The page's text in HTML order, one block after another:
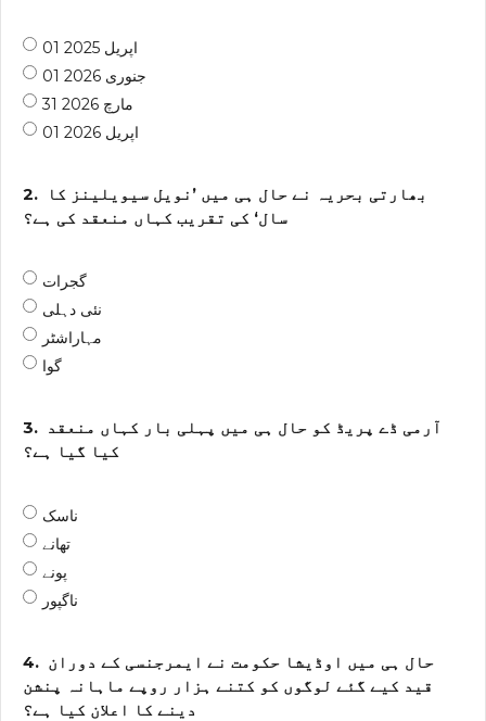
01 اپریل 2025
01 جنوری 2026
31 مارچ 2026
01 اپریل 2026
2.
بھارتی بحریہ نے حال ہی میں ’نویل سیویلینز کا
سال‘ کی تقریب کہاں منعقد کی ہے؟
گجرات
نئی دہلی
مہاراشٹر
گوا
3. آرمی ڈے پریڈ کو حال ہی میں پہلی بار کہاں منعقد
کیا گیا ہے؟
ناسک
تھانے
پونے
ناگپور
4. حال ہی میں اوڈیشا حکومت نے ایمرجنسی کے دوران
قید کیے گئے لوگوں کو کتنے ہزار روپے ماہانہ پنشن
دینے کا اعلان کیا ہے؟